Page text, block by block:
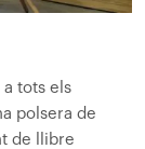
a tots els
polsera de
de llibre